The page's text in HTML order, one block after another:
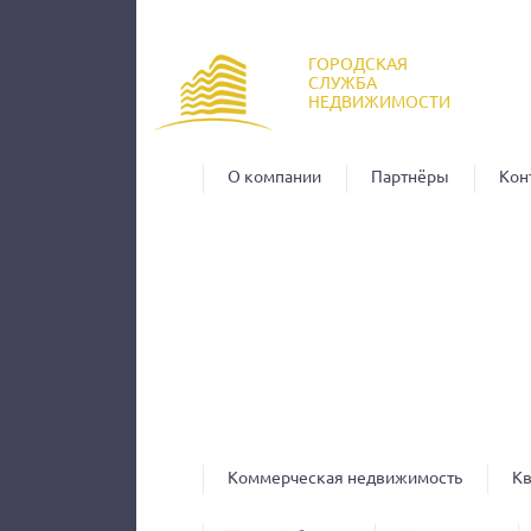
ГОРОДСКАЯ
СЛУЖБА
НЕДВИЖИМОСТИ
О компании Партнёры
Коммерческая недвижимость